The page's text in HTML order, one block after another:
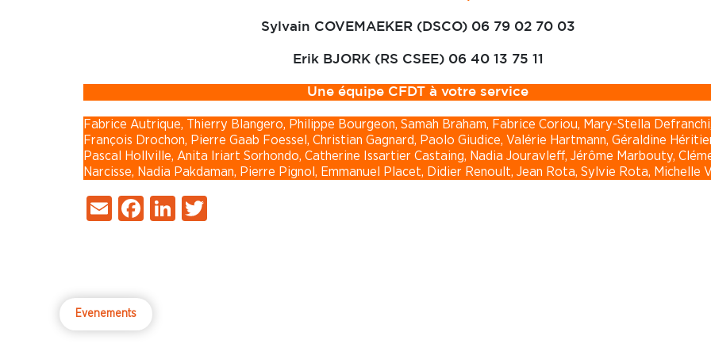
Sylvain COVEMAEKER (DSCO) 06 79 02 70 03
Erik BJORK (RS CSEE) 06 40 13 75 11
Une équipe CFDT à votre service
Fabrice Autrique, Thierry Blangero, Philippe Bourgeon, Samah Braham, Fabrice Coriou, Mary-Stella Defranchi,
François Drochon, Pierre Gaab Foessel, Christian Gagnard, Paolo Giudice, Valérie Hartmann, Géraldine
Pascal Hollville, Anita Iriart Sorhondo, Catherine Issartier Castaing, Nadia Jouravleff, Jérôme Marbouty,
Narcisse, Nadia Pakdaman, Pierre Pignol, Emmanuel Placet, Didier Renoult, Jean Rota, Sylvie Rota, Michelle
EmailFacebook
LinkedIn
Evenements